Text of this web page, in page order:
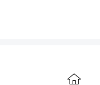
此次需要上